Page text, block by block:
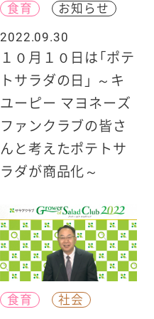
食育
お知らせ
2022.09.30
１０月１０日は「ポテ
トサラダの日」 ～キ
ユーピー マヨネーズ
ファンクラブの皆さ
んと考えたポテトサ
ラダが商品化～
食育 社会